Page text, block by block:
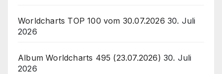
Worldcharts TOP 100 vom 30.07.2026 30. Juli
2026
Album Worldcharts 495 (23.07.2026) 30. Juli
2026